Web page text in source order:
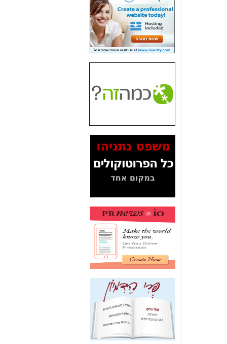
אישר לקבוצת סלקום
בדיוק מה שביבי אישר
כאן
האם השר איוב קרא
היה צריך בכלל לחתום
על האישור, שנתן
האם ביבי וקרא קבלו
בכלל תמורה עבור
המסמכים בנושא בזק-
Yes (תיק 4000)
מוכיחים "תפירת תיק"
לאיש הלא נכון! -כאן
עובדות ומסמכים
האם ביבי כשר
תקשורת עזר לקב'
בזק? -כאן
מה מקור ה-Fake
News שהביא לתפירת
תיק לביבי והעלמת
החשודים הנכונים -כאן
אחת הרגליים של "תיק
4000 התפור"
התמוטטה היום
בניצחון (כפול) של בזק
-
כאן
איך כתבות מפנקות